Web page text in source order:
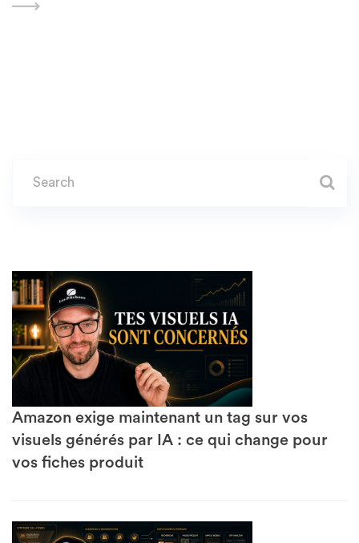
Amazon exige maintenant un tag sur vos
visuels générés par IA : ce qui change pour
vos fiches produit